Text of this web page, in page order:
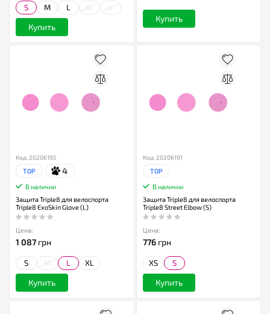
S M L
Купить
Купить
Код: 20206195
TOP 4
В наличии
Защита Triple8 для велоспорта
Triple8 ExoSkin Glove (L)
Цена:
1 087 грн
S L XL
Купить
Код: 20206191
TOP
В наличии
Защита Triple8 для велоспорта
Triple8 Street Elbow (S)
Цена:
776грн
XS S
Купить